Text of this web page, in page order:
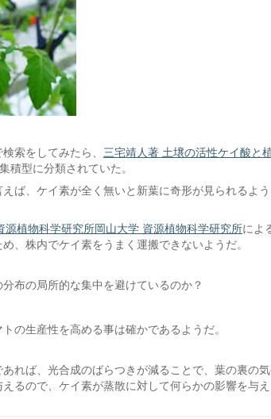
索をしてみたら、 三宅靖人著 土壌の活性ケイ酸と
積型に分類されていた。
ば、ケイ素が全く無いと新葉に奇形が見られるよ
植物科学研究所岡山大学 資源植物科学研究所によ
、株内でケイ素をうまく運搬できないようだ。
布の局所的な集中を避けているのか？
の生産性を高める事は確かであるようだ。
れば、光合成のばらつきが減ることで、葉の裏の
るので、ケイ素が蒸散に対して何らかの影響を与